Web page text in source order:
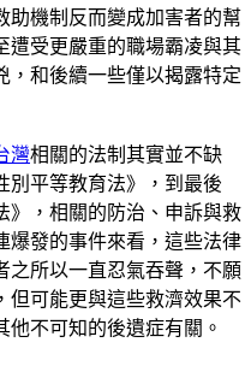
助機制反而變成加害者的幫
遭受更嚴重的職場霸凌與其
，和後續一些僅以揭露特定
灣相關的法制其實並不缺
別平等教育法》，到最後
》，相關的防治、申訴與救
爆發的事件來看，這些法律
之所以一直忍氣吞聲，不願
但可能更與這些救濟效果不
不可知的後遺症有關。